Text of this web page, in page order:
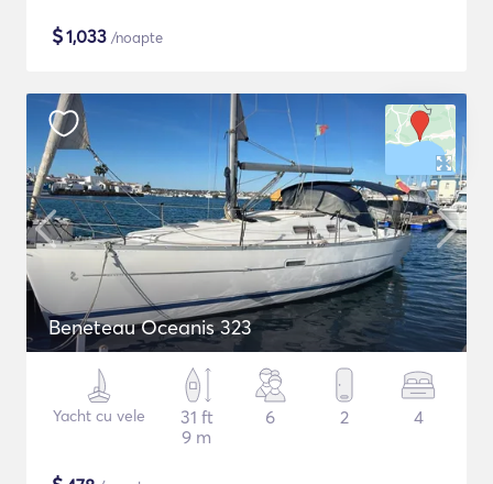
$1,033 /noapte
Beneteau Oceanis 323
Yacht cu vele
31 ft
9 m
6 2 4